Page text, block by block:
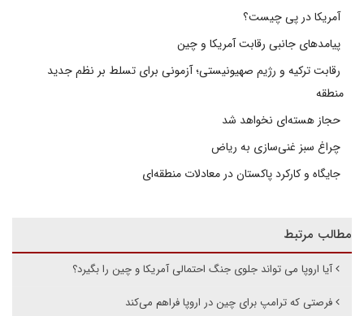
آمریکا در پی چیست؟
پیامدهای جانبی رقابت آمریکا و چین
رقابت ترکیه و رژیم صهیونیستی؛ آزمونی برای تسلط بر نظم جدید
منطقه
حجاز هسته‌ای نخواهد شد
چراغ سبز غنی‌سازی به ریاض
جایگاه و کارکرد پاکستان در معادلات منطقه‌ای
مطالب مرتبط
آیا اروپا می تواند جلوی جنگ احتمالی آمریکا و چین را بگیرد؟
فرصتی که ترامپ برای چین در اروپا فراهم می‌کند